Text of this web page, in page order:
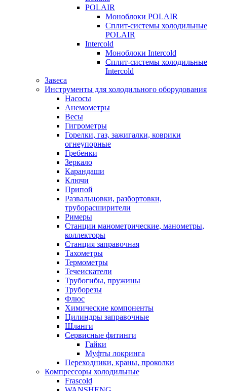
POLAIR
Моноблоки POLAIR
Сплит-системы холодильные
POLAIR
Intercold
Моноблоки Intercold
Сплит-системы холодильные
Intercold
Завеса
Инструменты для холодильного оборудования
Насосы
Анемометры
Весы
Гигрометры
Горелки, газ, зажигалки, коврики
огнеупорные
Гребенки
Зеркало
Карандаши
Ключи
Припой
Развальцовки, разбортовки,
труборасширители
Римеры
Станции манометрические, манометры,
коллекторы
Станция заправочная
Тахометры
Термометры
Течеискатели
Трубогибы, пружины
Труборезы
Флюс
Химические компоненты
Цилиндры заправочные
Шланги
Сервисные фитинги
Гайки
Муфты локринга
Переходники, краны, проколки
Компрессоры холодильные
Frascold